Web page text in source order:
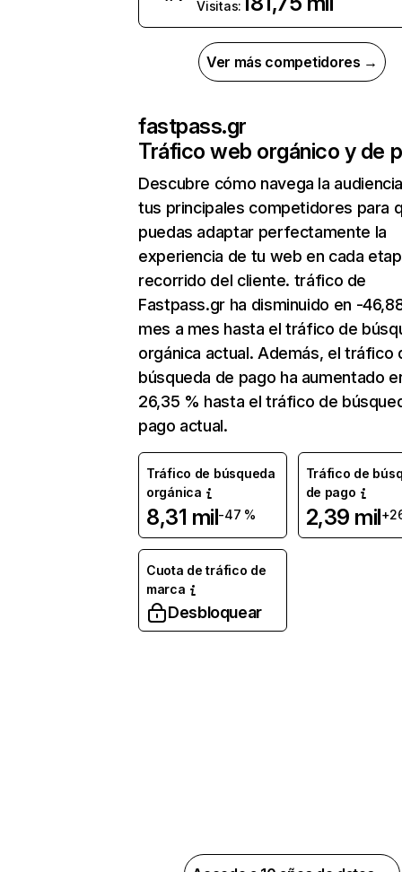
Visitas:
Ver más competidores →
fastpass.gr
Tráfico web orgánico y de
Descubre cómo navega la
tus principales competidores para
puedas adaptar perfectamente la
experiencia de tu web en cada
recorrido del cliente. tráfico de
Fastpass.gr ha disminuido en -
mes a mes hasta el tráfico de
orgánica actual. Además, el tráfico
búsqueda de pago ha aumentado
26,35 % hasta el tráfico de
pago actual.
Tráfico de búsqueda
orgánica
8,31 mil-47 %
Tráfico de
de pago
2,39 mil
Cuota de tráfico de
marca
Desbloquear